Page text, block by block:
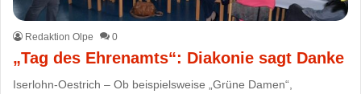
Redaktion Olpe 0
„Tag des Ehrenamts“: Diakonie sagt Danke
Iserlohn-Oestrich – Ob beispielsweise „Grüne Damen“,